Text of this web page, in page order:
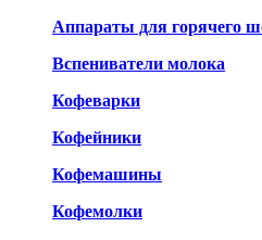
Аппараты для горячего
Вспениватели молока
Кофеварки
Кофейники
Кофемашины
Кофемолки